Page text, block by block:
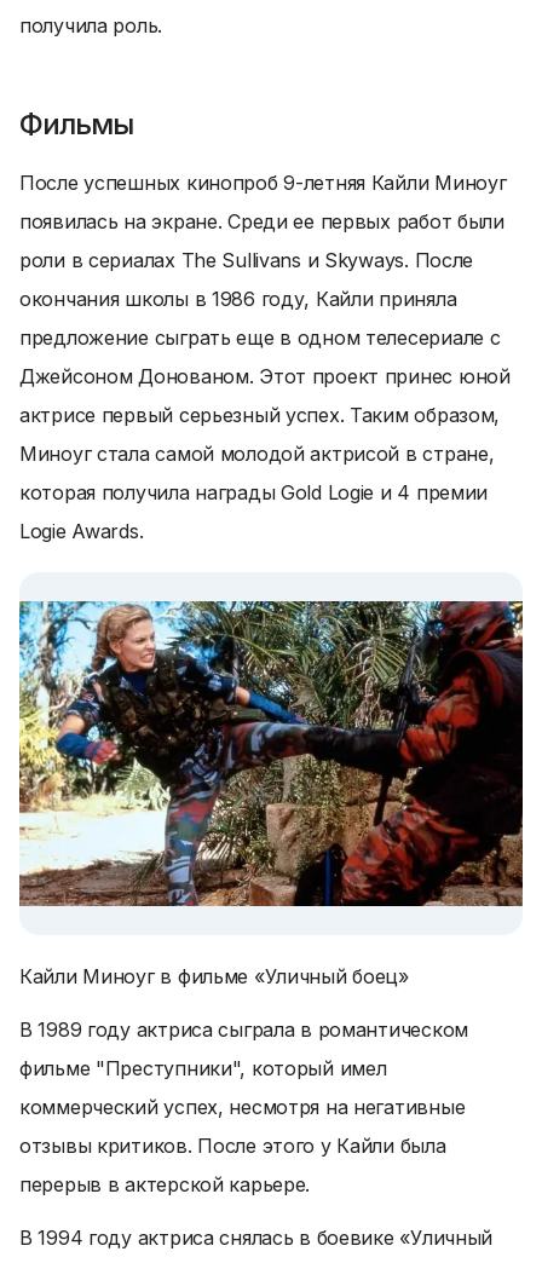
получила роль.
Фильмы
После успешных кинопроб 9-летняя Кайли Миноуг
появилась на экране. Среди ее первых работ были
роли в сериалах The Sullivans и Skyways. После
окончания школы в 1986 году, Кайли приняла
предложение сыграть еще в одном телесериале с
Джейсоном Донованом. Этот проект принес юной
актрисе первый серьезный успех. Таким образом,
Миноуг стала самой молодой актрисой в стране,
которая получила награды Gold Logie и 4 премии
Logie Awards.
Кайли Миноуг в фильме «Уличный боец»
В 1989 году актриса сыграла в романтическом
фильме "Преступники", который имел
коммерческий успех, несмотря на негативные
отзывы критиков. После этого у Кайли была
перерыв в актерской карьере.
В 1994 году актриса снялась в боевике «Уличный